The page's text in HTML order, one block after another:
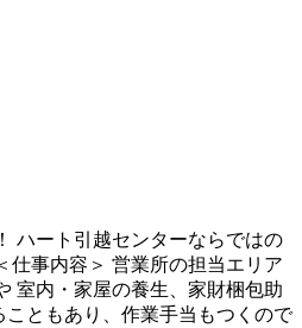
ハート引越センターならではの
仕事内容＞ 営業所の担当エリア
室内・家屋の養生、家財梱包助
ともあり、作業手当もつくので